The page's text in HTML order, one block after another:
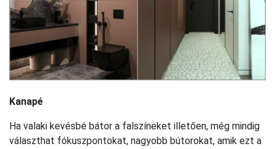
Kanapé
Ha valaki kevésbé bátor a falszíneket illetően, még mindig
választhat fókuszpontokat, nagyobb bútorokat, amik ezt a